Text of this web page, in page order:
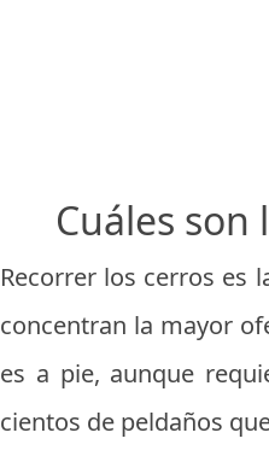
Cuáles
Recorrer los cerros es
concentran la mayor
es a pie, aunque
cientos de peldaños